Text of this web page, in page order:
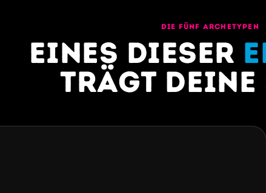
DIE FÜNF ARCHETYPEN
Eines dieser
trägt deine